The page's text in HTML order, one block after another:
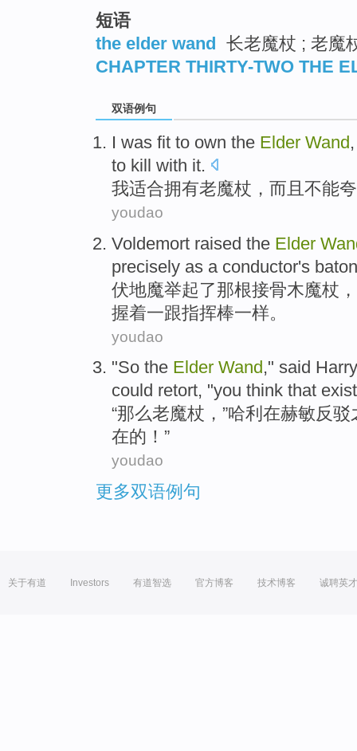
短语
the elder wand 长老魔杖 ; 老魔
CHAPTER THIRTY-TWO THE
双语例句
I was fit to own the Elder Wand
to kill with it.
我适合拥有老魔杖， 而且 不能
youdao
Voldemort raised the Elder
precisely as a conductor's baton
伏地魔举起了那根接骨木魔杖，
握着一跟指挥棒一样。
youdao
"So the Elder Wand ," said Harry
could retort, "you think that
“那么老魔杖，”哈利 在赫敏反驳
在的！”
youdao
更多双语例句
关于有道 Investors 有道智选 官方博客 技术博客 诚聘英才